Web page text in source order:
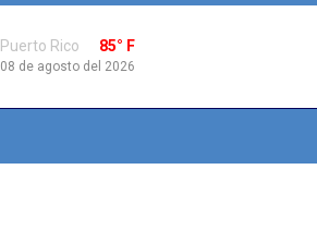
Puerto Rico 85° F
08 de agosto del 2026